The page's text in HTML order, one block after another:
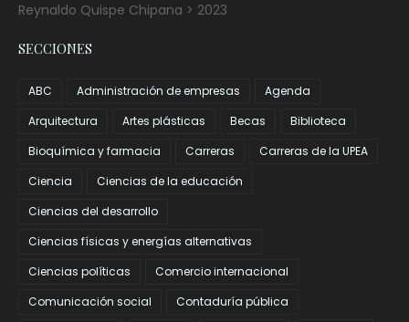
Reynaldo Quispe Chipana > 2023
SECCIONES
ABC Administración de empresas
Agenda
Arquitectura
Artes plásticas Becas
Biblioteca
Bioquímica y farmacia
Carreras
Carreras de la UPEA
Ciencia
Ciencias de la educación
Ciencias del desarrollo
Ciencias físicas y energías alternativas
Ciencias políticas
Comercio internacional
Comunicación social
Contaduría pública